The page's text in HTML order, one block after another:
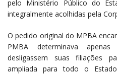
pelo Ministério Público do
integralmente acolhidas pela
O pedido original do MPBA
PMBA determinava
desligassem suas filiações
ampliada para todo o